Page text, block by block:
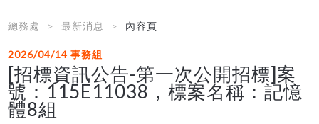
總務處 最新消息 內容頁
2026/04/14事務組
[招標資訊公告-第一次公開招標]案
號：115E11038，標案名稱：記憶
體8組